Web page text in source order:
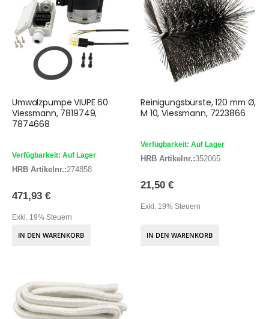
Umwälzpumpe VIUPE 60
Viessmann, 7819749,
7874668
Verfügbarkeit: Auf Lager
HRB Artikelnr.:274858
471,93 €
Exkl. 19% Steuern
IN DEN WARENKORB
Reinigungsbürste, 120 mm Ø,
M 10, Viessmann, 7223866
Verfügbarkeit: Auf Lager
HRB Artikelnr.:352065
21,50 €
Exkl. 19% Steuern
IN DEN WARENKORB